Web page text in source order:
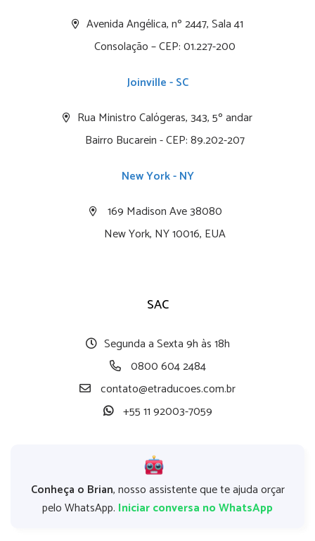
Avenida Angélica, nº 2447, Sala 41
Consolação – CEP: 01.227-200
Joinville - SC
Rua Ministro Calógeras, 343, 5º andar
Bairro Bucarein - CEP: 89.202-207
New York - NY
169 Madison Ave 38080
New York, NY 10016, EUA
SAC
Segunda a Sexta 9h às 18h
0800 604 2484
contato@etraducoes.com.br
+55 11 92003-7059
Conheça o Brian, nosso assistente que te ajuda orçar
pelo WhatsApp. Iniciar conversa no WhatsApp